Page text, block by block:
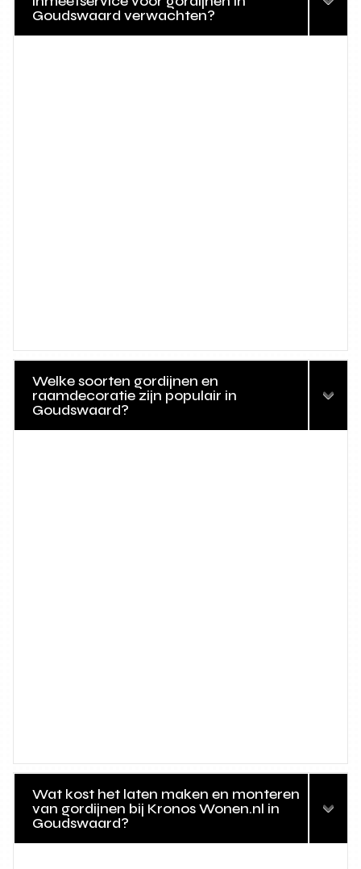
Goudswaard verwachten?
Welke soorten gordijnen en
raamdecoratie zijn populair in
Goudswaard?
Wat kost het laten maken en monteren
van gordijnen bij Kronos Wonen.nl in
Goudswaard?